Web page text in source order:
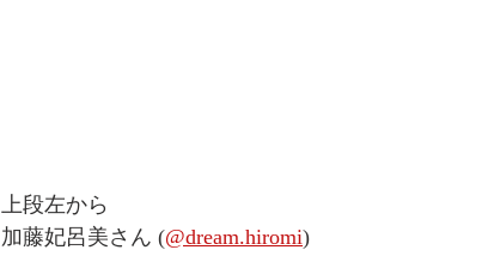
上段左から
加藤妃呂美さん (@dream.hiromi)